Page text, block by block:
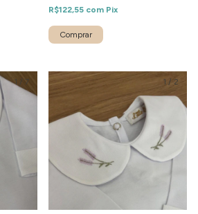
R$122,55 com Pix
1 / 7 1 /2